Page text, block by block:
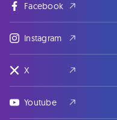
Facebook
Instagram
X
Youtube